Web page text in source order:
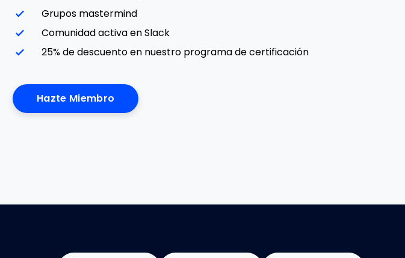
Grupos mastermind
Comunidad activa en Slack
25% de descuento en nuestro programa de certificación
Hazte Miembro